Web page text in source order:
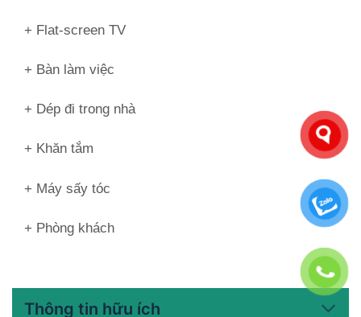
+ Flat-screen TV
+ Bàn làm việc
+ Dép đi trong nhà
+ Khăn tắm
+ Máy sấy tóc
+ Phòng khách
Thông tin hữu ích